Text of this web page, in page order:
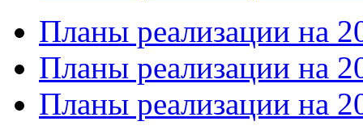
Планы реализации на
Планы реализации на
Планы реализации на